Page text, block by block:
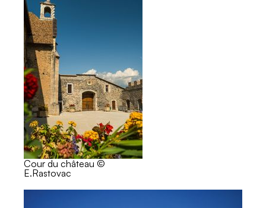
Cour du château ©
E.Rastovac